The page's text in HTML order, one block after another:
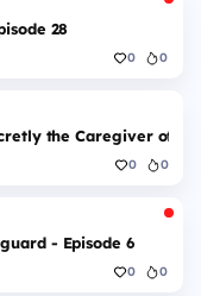
28
0 0
the Caregiver of
0 0
- Episode 6
0 0